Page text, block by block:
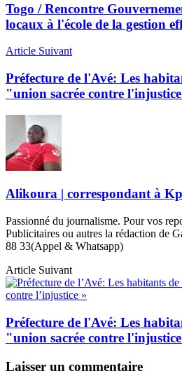
Togo / Rencontre
locaux à l'école de la gestion
Article Suivant
Préfecture de l'Avé: Les
"union sacrée contre
Alikoura | correspondant à
Passionné du journalisme. Pour vos
Publicitaires ou autres la rédaction de
88 33(Appel & Whatsapp)
Article Suivant
Préfecture de l'Avé: Les
"union sacrée contre
Laisser un commentaire